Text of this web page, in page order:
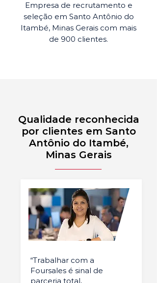
Empresa de recrutamento e
seleção em Santo Antônio do
Itambé, Minas Gerais com mais
de 900 clientes.
Qualidade reconhecida
por clientes em Santo
Antônio do Itambé,
Minas Gerais
“Trabalhar com a
Foursales é sinal de
parceria total,